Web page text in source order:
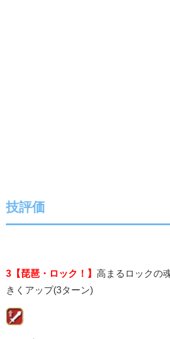
技評価
3【琵琶・ロック！】 高まるロックの
きくアップ(3ターン)